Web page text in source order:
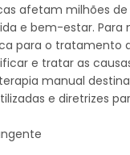
afetam milhões
e bem-estar.
para o tratamento
e tratar as
manual
e diretrizes